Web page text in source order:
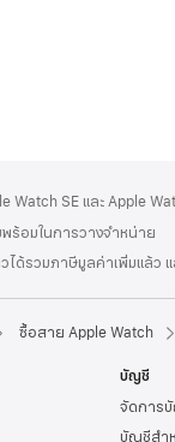
Watch SE และ Apple
ร้อมในการวางจำหน่าย
ด้รวมภาษีมูลค่าเพิ่มแล้ว
ซื้อสาย Apple Watch
บัญชี
จัดการ
บัญชีสำ